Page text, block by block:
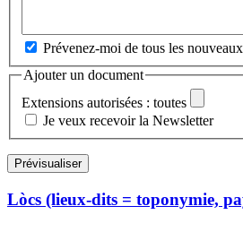
Prévenez-moi de tous les
Ajouter un document
Extensions autorisées : toutes
Je veux recevoir la Newsletter
Lòcs (lieux-dits = toponymie,